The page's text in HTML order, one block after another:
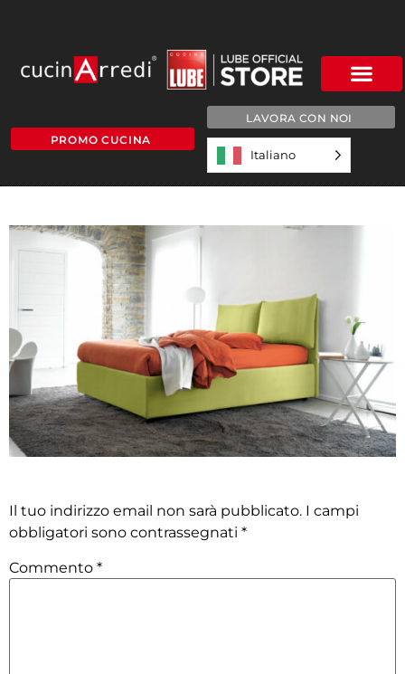
PROMO CUCINA
LAVORA CON NOI
Italiano
Il tuo indirizzo email non sarà pubblicato. I campi
obbligatori sono contrassegnati *
Commento *